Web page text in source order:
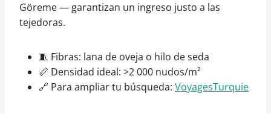
Göreme — garantizan un ingreso justo a las
tejedoras.
🧵 Fibras: lana de oveja o hilo de seda
📏 Densidad ideal: >2 000 nudos/m²
🔗 Para ampliar tu búsqueda: VoyagesTurquie